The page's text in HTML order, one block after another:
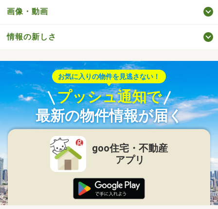
画像・動画
情報の新しさ
お気に入りの物件を見逃さない！
プッシュ通知で
最新の物件情報が届く
goo住宅・不動産
アプリ